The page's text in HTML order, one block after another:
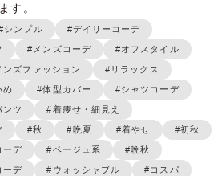
す。
シンプル #デイリーコーデ
#メンズコーデ #オフスタイル
ンズファッション #リラックス
め #体型カバー #シャツコーデ
ンツ #着痩せ・細見え
#秋 #晩夏 #着やせ #初秋
ーデ #ベージュ系 #晩秋
ーデ #ウォッシャブル #コスパ